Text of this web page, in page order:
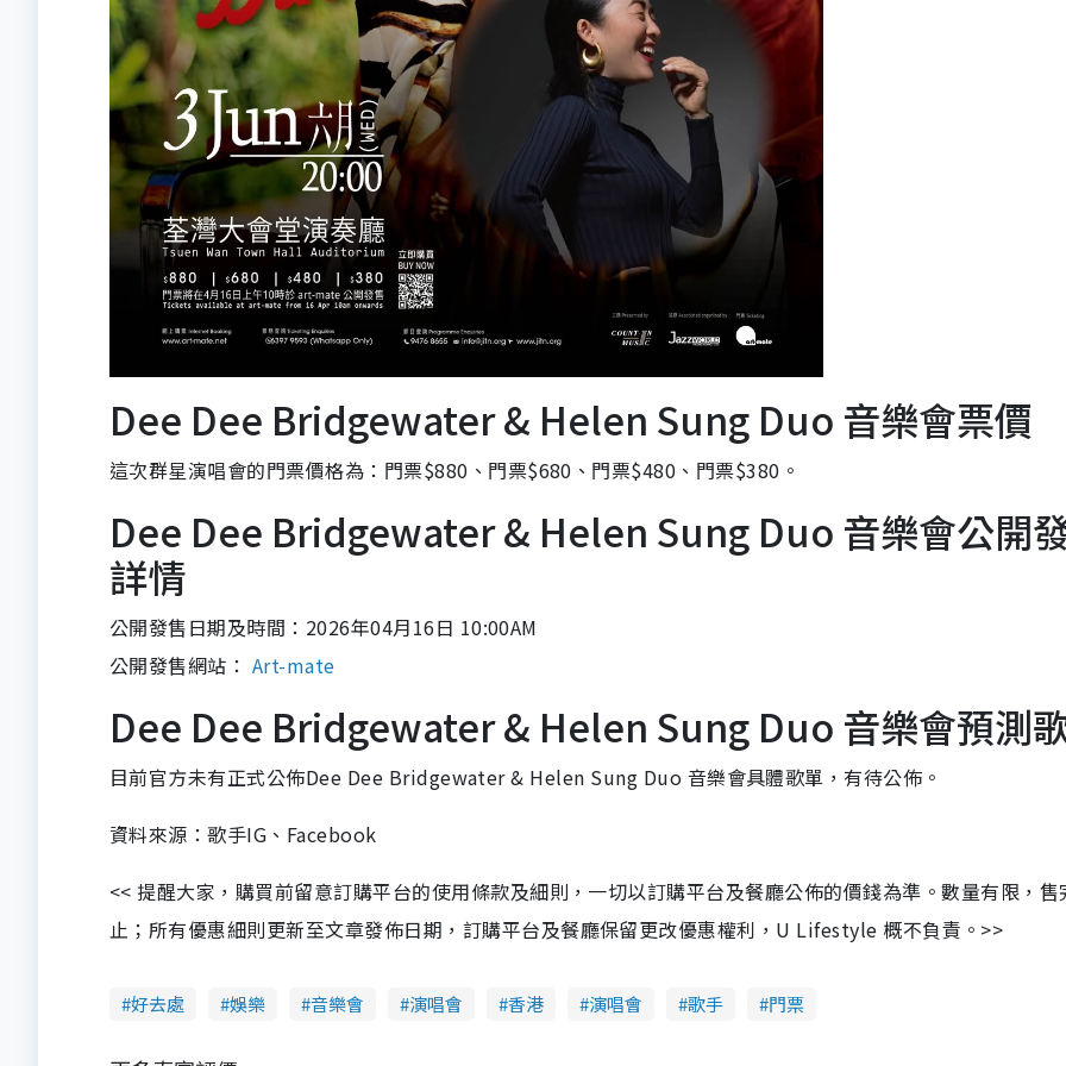
Dee Dee Bridgewater & Helen Sung Duo 音樂會票價
這次群星演唱會的門票價格為：門票$880、門票$680、門票$480、門票$380。
Dee Dee Bridgewater & Helen Sung Duo 音樂會公開
詳情
公開發售日期及時間：2026年04月16日 10:00AM
公開發售網站： Art-mate
Dee Dee Bridgewater & Helen Sung Duo 音樂會預測
目前官方未有正式公佈Dee Dee Bridgewater & Helen Sung Duo 音樂會具體歌單，有待公佈。
資料來源：歌手IG、Facebook
<< 提醒大家，購買前留意訂購平台的使用條款及細則，一切以訂購平台及餐廳公佈的價錢為準。數量有限，售
止；所有優惠細則更新至文章發佈日期，訂購平台及餐廳保留更改優惠權利，U Lifestyle 概不負責。>>
好去處 娛樂 音樂會 演唱會 香港 演唱會 歌手 門票